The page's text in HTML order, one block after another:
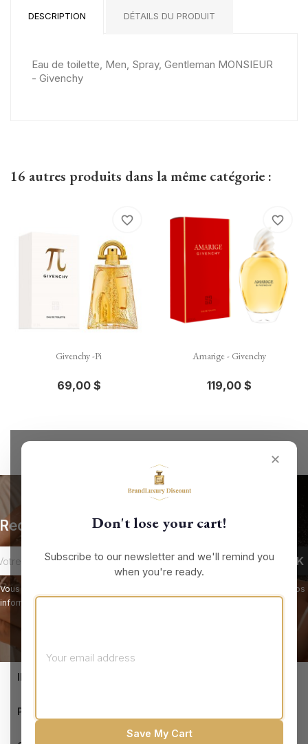
DESCRIPTION DÉTAILS DU PRODUIT
Eau de toilette, Men, Spray, Gentleman MONSIEUR
- Givenchy
16 autres produits dans la même catégorie :
Givenchy -Pi
69,00 $
favorite_border
Amarige - Givenchy
119,00 $
favorite_border
✕
Don't lose your cart!
Subscribe to our newsletter and we'll remind you
when you're ready.
Save My Cart
Recevez nos offres spéciales
Vous pouvez vous désinscrire à tout moment. Vous trouverez pour cela nos
informations de contact dans les conditions d'utilisation du site.
INFORMATIONS
PRODUCTS 